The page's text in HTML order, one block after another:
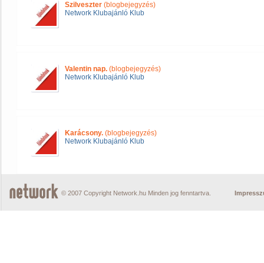
Szilveszter (blogbejegyzés)
Network Klubajánló Klub
Valentin nap. (blogbejegyzés)
Network Klubajánló Klub
Karácsony. (blogbejegyzés)
Network Klubajánló Klub
© 2007 Copyright Network.hu Minden jog fenntartva.